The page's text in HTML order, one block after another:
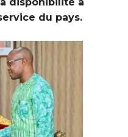
du pays.